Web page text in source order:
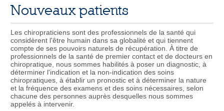
Nouveaux patients
Les chiropraticiens sont des professionnels de la santé qui
considèrent l'être humain dans sa globalité et qui tiennent
compte de ses pouvoirs naturels de récupération. À titre de
professionnels de la santé de premier contact et de docteurs en
chiropratique, nous sommes habilités à poser un diagnostic, à
déterminer l'indication et la non-indication des soins
chiropratiques, à établir un pronostic et à déterminer la nature
et la fréquence des examens et des soins nécessaires, selon
chacune des personnes auprès desquelles nous sommes
appelés à intervenir.